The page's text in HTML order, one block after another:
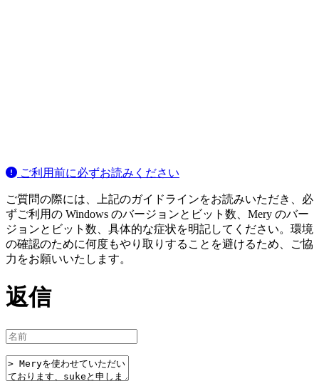
ご利用前に必ずお読みください
ご質問の際には、上記のガイドラインをお読みいただき、必
ずご利用の Windows のバージョンとビット数、Mery のバー
ジョンとビット数、具体的な症状を明記してください。環境
の確認のために何度もやり取りすることを避けるため、ご協
力をお願いいたします。
返信